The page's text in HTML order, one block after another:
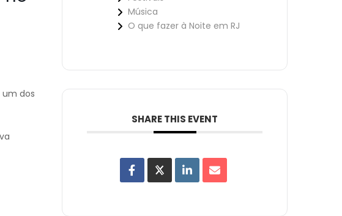
dos
Música
O que fazer à Noite em RJ
SHARE THIS EVENT